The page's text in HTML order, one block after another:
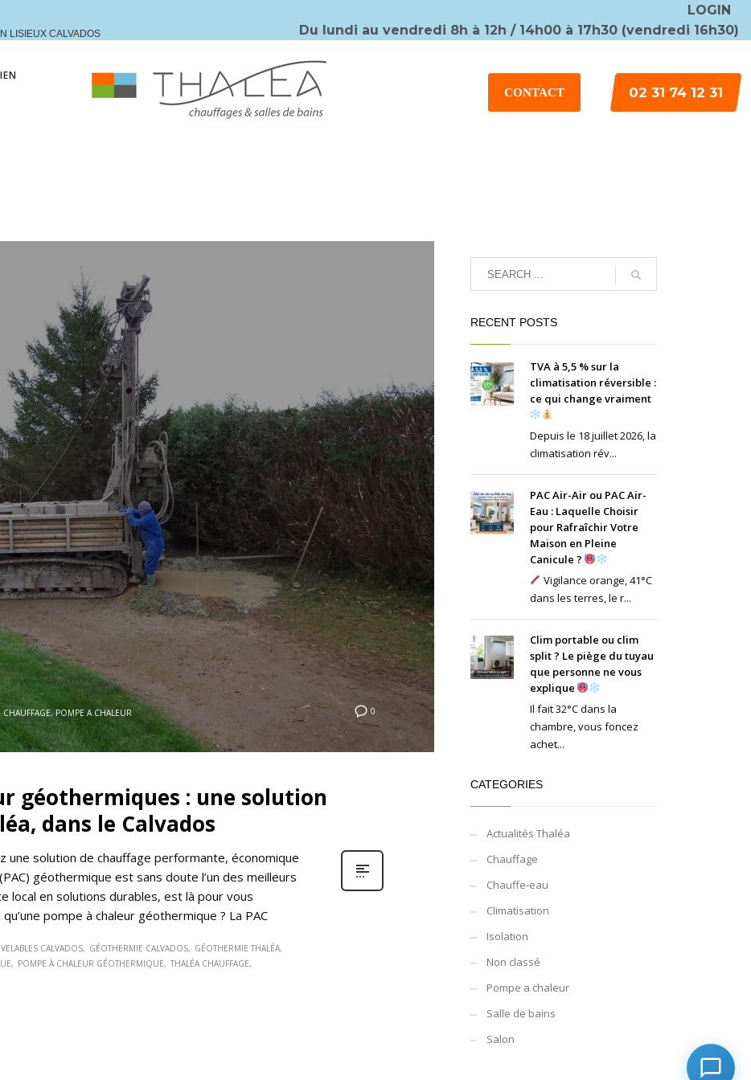
LISIEUX CALVADOS
LOGIN
Du lundi au vendredi 8h à 12h / 14h00 à 17h30 (vendredi 16h30)
CONTACT 02 31 74 12 31
0
CHAUFFAGE,POMPE A CHALEUR
géothermiques : une solution
dans le Calvados
une solution de chauffage performante, économique
géothermique est sans doute l’un des meilleurs
local en solutions durables, est là pour vous
qu’une pompe à chaleur géothermique ? La PAC
CALVADOS GÉOTHERMIE CALVADOS
GÉOTHERMIE THALÉA
POMPE À CHALEUR GÉOTHERMIQUE THALÉA CHAUFFAGE
RECENT POSTS
TVA à 5,5 % sur la
climatisation réversible :
ce qui change vraiment
Depuis le 18 juillet 2026, la
climatisation rév...
PAC Air-Air ou PAC Air-
Eau : Laquelle Choisir
pour Rafraîchir Votre
Maison en Pleine
Canicule ?
Vigilance orange, 41°C
dans les terres, le r...
Clim portable ou clim
split ? Le piège du tuyau
que personne ne vous
explique
Il fait 32°C dans la
chambre, vous foncez
achet...
CATEGORIES
Actualités Thaléa
Chauffage
Chauffe-eau
Climatisation
Isolation
Non classé
Pompe a chaleur
Salle de bains
Salon